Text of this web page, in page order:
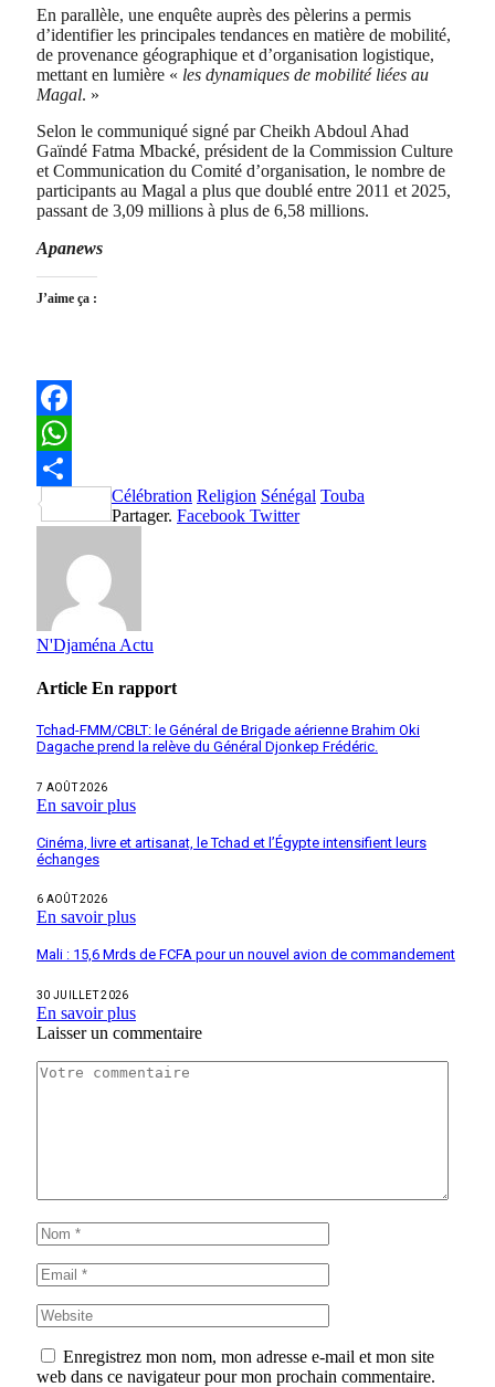
En parallèle, une enquête auprès des pèlerins a permis
d’identifier les principales tendances en matière de mobilité,
de provenance géographique et d’organisation logistique,
mettant en lumière « les dynamiques de mobilité liées au
Magal. »
Selon le communiqué signé par Cheikh Abdoul Ahad
Gaïndé Fatma Mbacké, président de la Commission Culture
et Communication du Comité d’organisation, le nombre de
participants au Magal a plus que doublé entre 2011 et 2025,
passant de 3,09 millions à plus de 6,58 millions.
Apanews
J’aime ça :
Facebook
WhatsApp
Partager
Célébration Religion Sénégal Touba
Partager. Facebook Twitter
N'Djaména Actu
Article En rapport
Tchad-FMM/CBLT: le Général de Brigade aérienne Brahim Oki
Dagache prend la relève du Général Djonkep Frédéric.
7 AOÛT 2026
En savoir plus
Cinéma, livre et artisanat, le Tchad et l’Égypte intensifient leurs
échanges
6 AOÛT 2026
En savoir plus
Mali : 15,6 Mrds de FCFA pour un nouvel avion de commandement
30 JUILLET 2026
En savoir plus
Laisser un commentaire
Enregistrez mon nom, mon adresse e-mail et mon site
web dans ce navigateur pour mon prochain commentaire.